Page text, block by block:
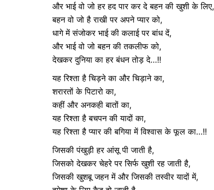
और भाई वो जो हर हद पार कर दे बहन की खुशी के लिए,
बहन वो जो है राखी पर अपने प्यार को,
धागे में संजोकर भाई की कलाई पर बांध दें,
और भाई वो जो बहन की तकलीफ को,
देखकर दुनिया का हर बंधन तोड़ दे…!!
यह रिश्ता है चिड़ने का और चिड़ाने का,
शरारतों के पिटारो का,
कहीं और अनकही बातों का,
यह रिश्ता है बचपन की यादों का,
यह रिश्ता है प्यार की बगिया में विश्वास के फूल का…!!
जिसकी पंखुड़ी हर आंसू पी जाती है,
जिसको देखकर चेहरे पर सिर्फ खुशी रह जाती है,
जिसकी खुशबू जहन में और जिसकी तस्वीर यादों में,